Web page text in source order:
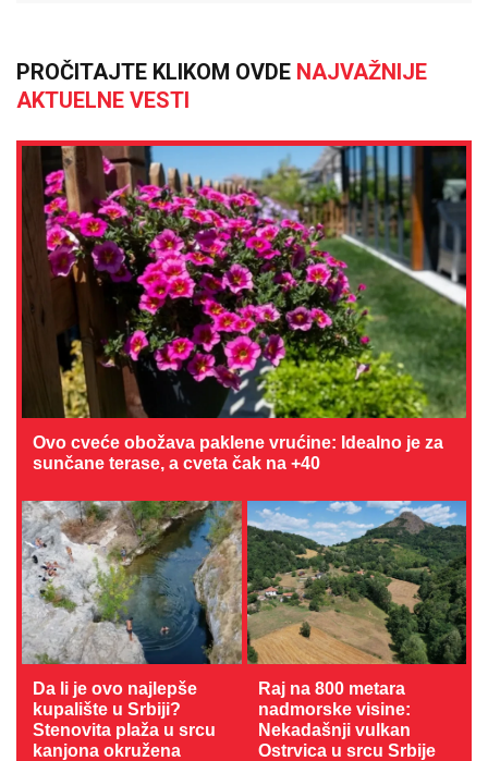
PROČITAJTE KLIKOM OVDE NAJVAŽNIJE
AKTUELNE VESTI
Ovo cveće obožava paklene vrućine: Idealno je za
sunčane terase, a cveta čak na +40
Da li je ovo najlepše
kupalište u Srbiji?
Stenovita plaža u srcu
kanjona okružena
Raj na 800 metara
nadmorske visine:
Nekadašnji vulkan
Ostrvica u srcu Srbije